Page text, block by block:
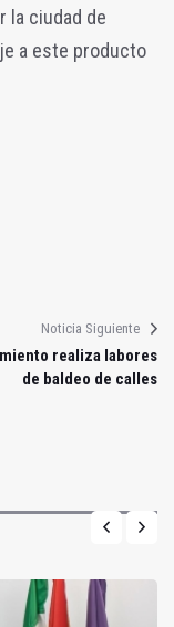
la ciudad de
a este producto
Noticia Siguiente
realiza labores
de baldeo de calles